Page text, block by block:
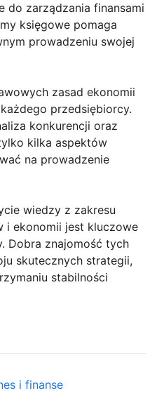
do zarządzania finansami
księgowe pomaga
prowadzeniu swojej
zasad ekonomii
przedsiębiorcy.
konkurencji oraz
kilka aspektów
na prowadzenie
wiedzy z zakresu
i ekonomii jest kluczowe
Dobra znajomość tych
skutecznych strategii,
stabilności
i finanse